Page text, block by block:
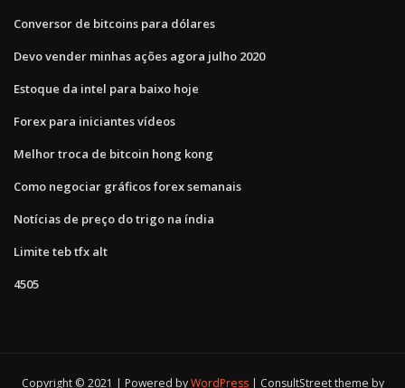
Conversor de bitcoins para dólares
Devo vender minhas ações agora julho 2020
Estoque da intel para baixo hoje
Forex para iniciantes vídeos
Melhor troca de bitcoin hong kong
Como negociar gráficos forex semanais
Notícias de preço do trigo na índia
Limite teb tfx alt
4505
Copyright © 2021 | Powered byWordPress ConsultStreet theme by